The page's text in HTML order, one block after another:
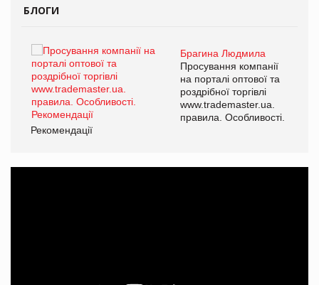
БЛОГИ
Брагина Людмила
Просування компанії
на порталі оптової та
роздрібної торгівлі
www.trademaster.ua.
правила. Особливості.
Рекомендації